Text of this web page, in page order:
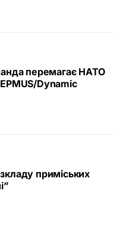
перемагає НАТО
Dynamic
приміських